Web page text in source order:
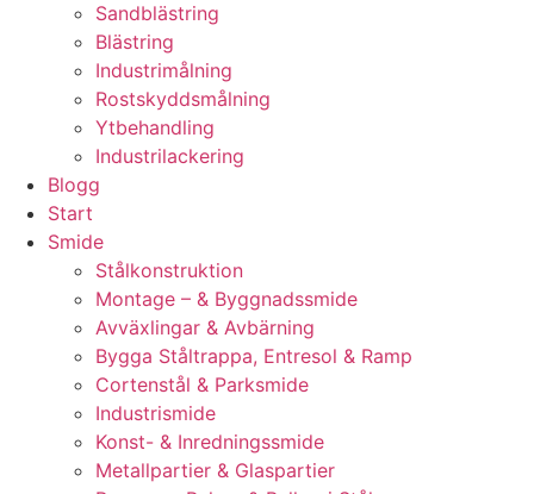
Sandblästring
Blästring
Industrimålning
Rostskyddsmålning
Ytbehandling
Industrilackering
Blogg
Start
Smide
Stålkonstruktion
Montage – & Byggnadssmide
Avväxlingar & Avbärning
Bygga Ståltrappa, Entresol & Ramp
Cortenstål & Parksmide
Industrismide
Konst- & Inredningssmide
Metallpartier & Glaspartier